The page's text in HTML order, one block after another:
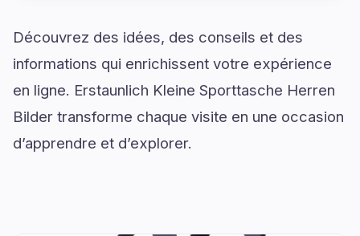
Découvrez des idées, des conseils et des
informations qui enrichissent votre expérience
en ligne. Erstaunlich Kleine Sporttasche Herren
Bilder transforme chaque visite en une occasion
d’apprendre et d’explorer.